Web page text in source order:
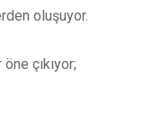
oluşuyor.
çıkıyor;